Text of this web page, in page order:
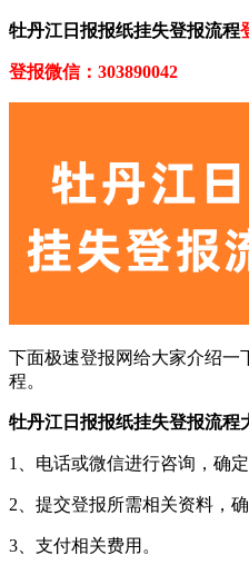
牡丹江日报报纸挂失登报流程
登报微信：303890042
下面极速登报网给大家介绍一
程。
牡丹江日报报纸挂失登报流程
1、电话或微信进行咨询，确
2、提交登报所需相关资料，
3、支付相关费用。